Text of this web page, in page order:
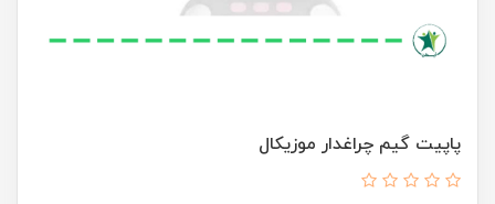
پاپیت گیم چراغدار موزیکال